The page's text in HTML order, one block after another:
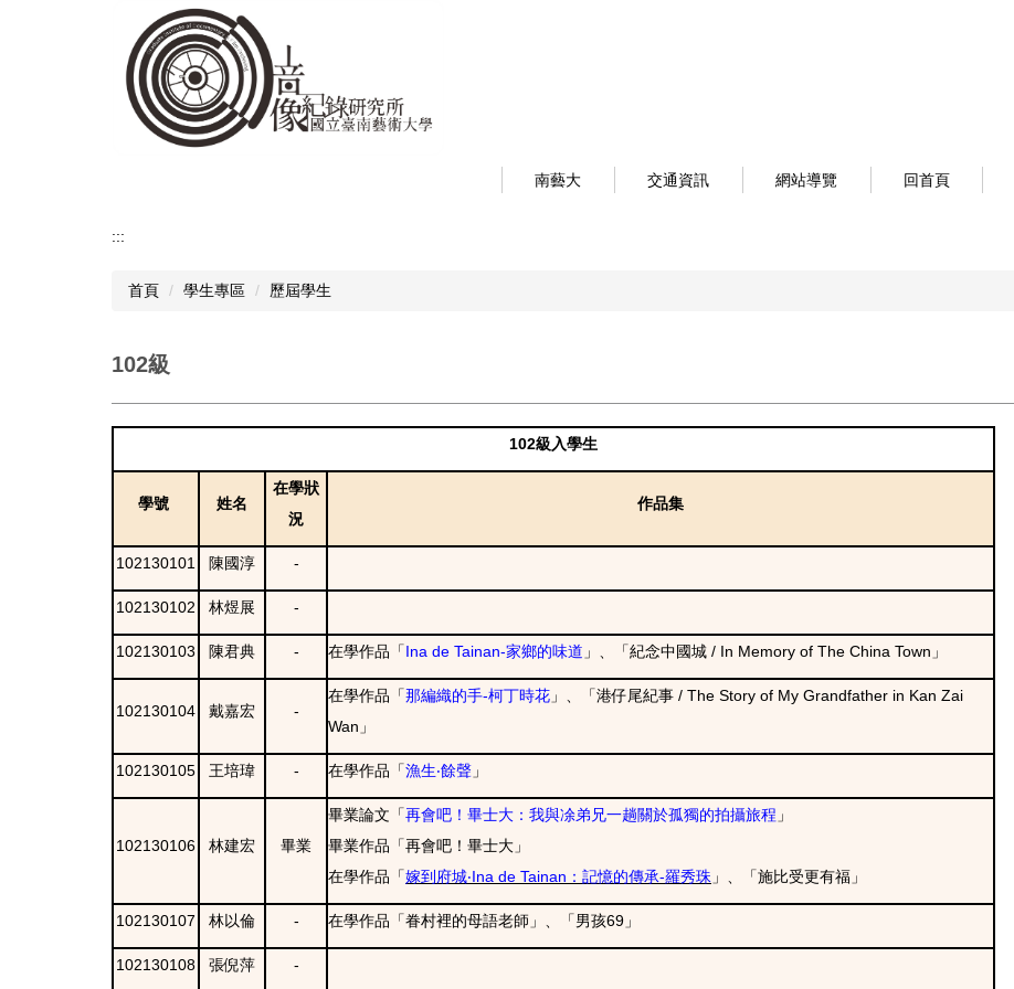
南藝大
交通資訊 網站導覽 回首頁
:::
首頁 學生專區 歷屆學生
102級
102級入學生
學號 姓名
在學狀
況
作品集
102130101 陳國淳 -
102130102 林煜展 -
102130103 陳君典 - 在學作品「Ina de Tainan-家鄉的味道 」、「紀念中國城 / In Memory of The China Town 」
102130104 戴嘉宏 -
在學作品「那編織的手-柯丁時花 」、「港仔尾紀事 / The Story of My Grandfather in Kan Zai
Wan 」
102130105 王培瑋 - 在學作品「漁生‧餘聲 」
102130106 林建宏 畢業
畢業論文「再會吧！畢士大：我與凃弟兄一趟關於孤獨的拍攝旅程 」
畢業作品「再會吧！畢士大 」
在學作品「嫁到府城‧Ina de Tainan ：記憶的傳承-羅秀珠 」、「施比受更有福」
102130107 林以倫 - 在學作品「眷村裡的母語老師」、「男孩69 」
102130108 張倪萍 -